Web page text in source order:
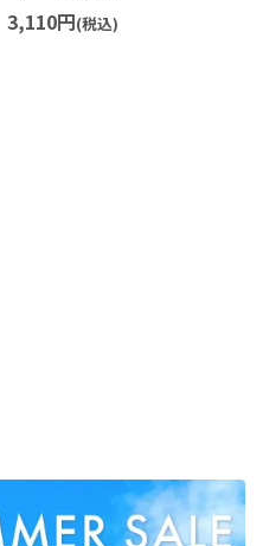
3,110円(税込)